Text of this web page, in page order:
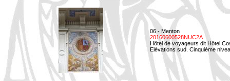
06 - Menton
20160600528NUC2A
Hôtel de voyageurs dit Hôtel
Elévations sud. Cinquième